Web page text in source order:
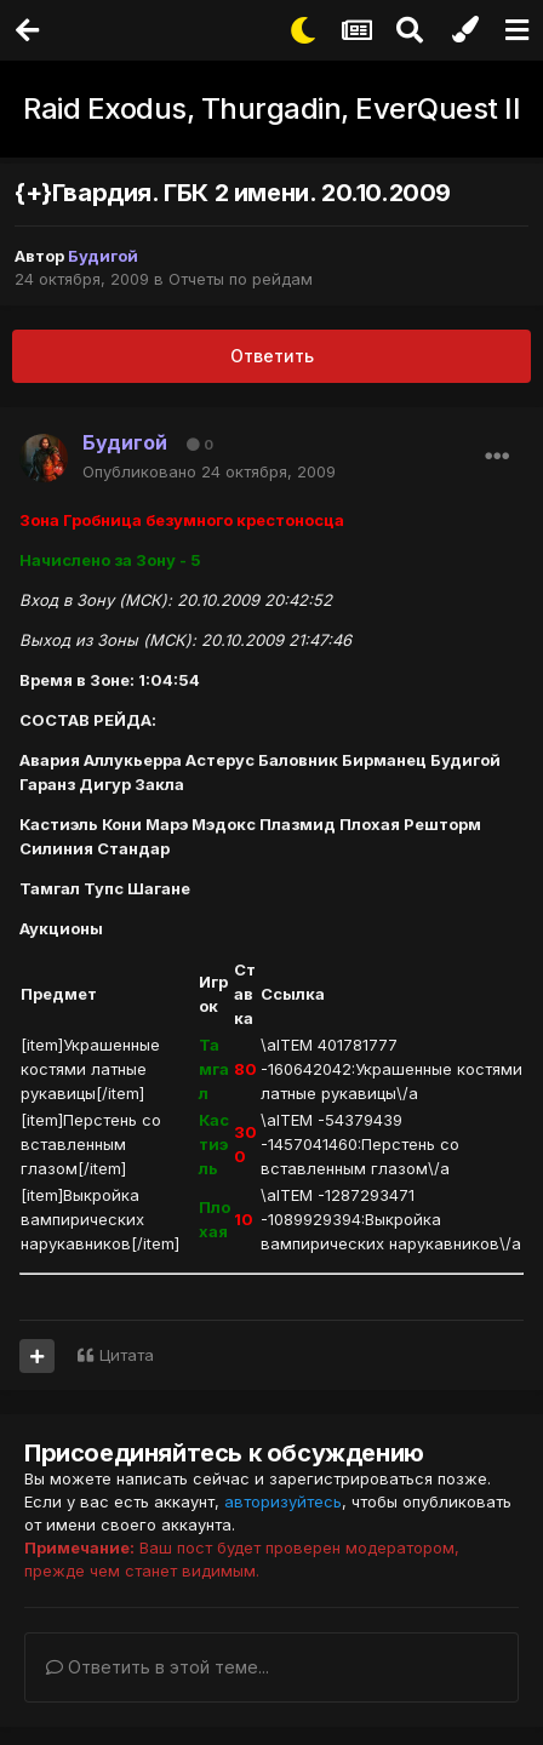
Raid Exodus, Thurgadin, EverQuest II
{+}Гвардия. ГБК 2 имени. 20.10.2009
Автор Будигой
24 октября, 2009 в Отчеты по рейдам
Ответить
Будигой 0
Опубликовано 24 октября, 2009
Зона Гробница безумного крестоносца
Начислено за Зону - 5
Вход в Зону (МСК): 20.10.2009 20:42:52
Выход из Зоны (МСК): 20.10.2009 21:47:46
Время в Зоне: 1:04:54
СОСТАВ РЕЙДА:
Авария Аллукьерра Астерус Баловник Бирманец Будигой
Гаранз Дигур Закла
Кастиэль Кони Марэ Мэдокс Плазмид Плохая Решторм
Силиния Стандар
Тамгал Тупс Шагане
Аукционы
Предмет
Игр
ок
Ст
ав
ка
Ссылка
[item]Украшенные
костями латные
рукавицы[/item]
Та
мга
л
80
\aITEM 401781777
-160642042:Украшенные костями
латные рукавицы\/a
[item]Перстень со
вставленным
глазом[/item]
Кас
тиэ
ль
30
0
\aITEM -54379439
-1457041460:Перстень со
вставленным глазом\/a
[item]Выкройка
вампирических
нарукавников[/item]
Пло
хая
10
\aITEM -1287293471
-1089929394:Выкройка
вампирических нарукавников\/a
Цитата
Присоединяйтесь к обсуждению
Вы можете написать сейчас и зарегистрироваться позже.
Если у вас есть аккаунт, авторизуйтесь, чтобы опубликовать
от имени своего аккаунта.
Примечание: Ваш пост будет проверен модератором,
прежде чем станет видимым.
Ответить в этой теме...